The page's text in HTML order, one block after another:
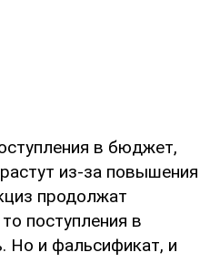
в бюджет,
из-за повышения
продолжат
поступления в
Но и фальсификат, и